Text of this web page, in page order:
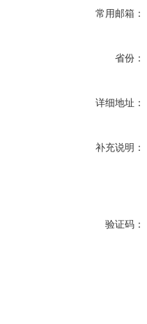
常用邮箱：
省份：
详细地址：
补充说明：
验证码：